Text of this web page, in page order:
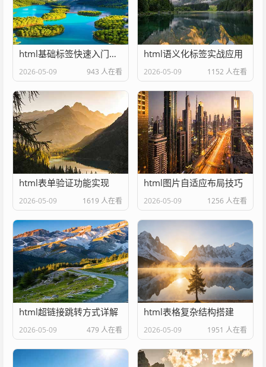
html基础标签快速入门教程
2026-05-09 943 人在看
html语义化标签实战应用
2026-05-09 1152 人在看
html表单验证功能实现
2026-05-09 1619 人在看
html图片自适应布局技巧
2026-05-09 1256 人在看
html超链接跳转方式详解
2026-05-09 479 人在看
html表格复杂结构搭建
2026-05-09 1951 人在看